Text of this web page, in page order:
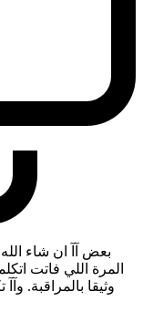
بعض آآ ان شاء
المرة اللي فاتت
وثيقا بالمراقبة.